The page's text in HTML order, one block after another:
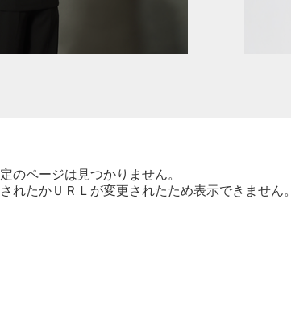
のページは見つかりません。
れたかＵＲＬが変更されたため表示できません。